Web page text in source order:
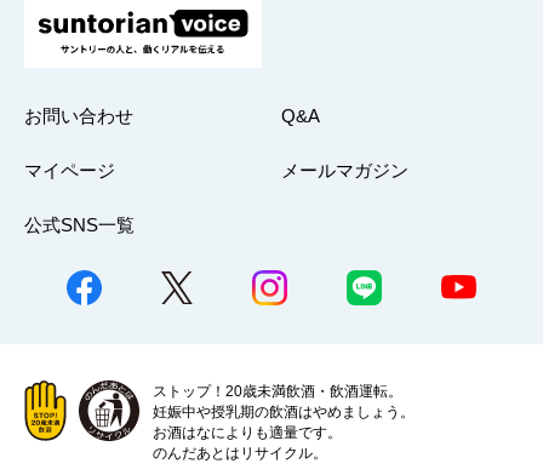
お問い合わせ Q&A
マイページ メールマガジン
公式SNS一覧
ストップ！20歳未満飲酒・飲酒運転。
妊娠中や授乳期の飲酒はやめましょう。
お酒はなによりも適量です。
のんだあとはリサイクル。